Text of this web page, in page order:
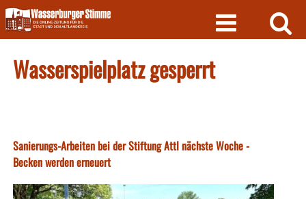
Skip
to
content
Wasserspielplatz gesperrt
Sanierungs-Arbeiten bei der Stiftung Attl nächste Woche -
Becken werden erneuert